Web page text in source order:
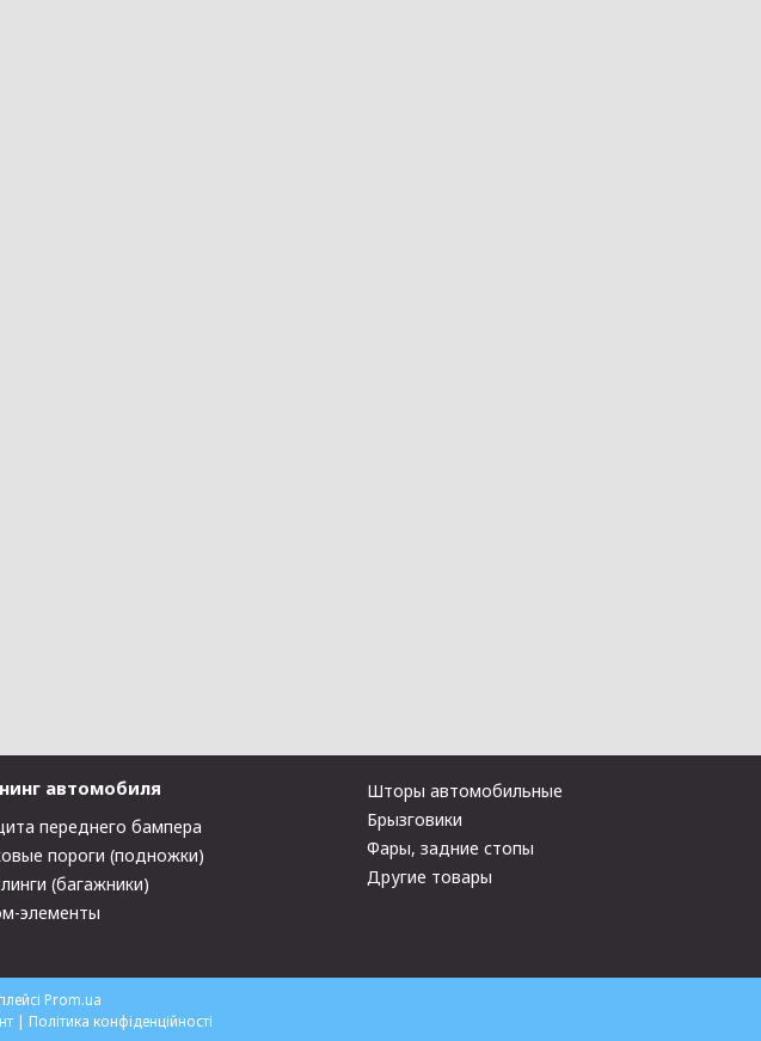
автомобиля
переднего бампера
пороги (подножки)
(багажники)
элементы
Шторы автомобильные
Брызговики
Фары, задние стопы
Другие товары
Prom.ua
| Політика конфіденційності